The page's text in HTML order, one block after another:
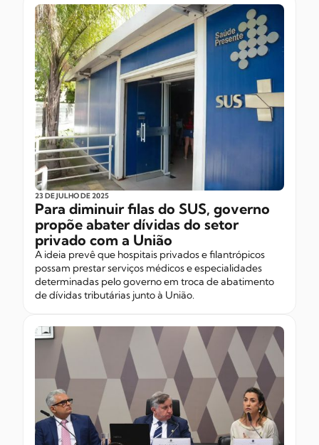
23 DE JULHODE 2025
Para diminuir filas do SUS, governo
propõe abater dívidas do setor
privado com a União
A ideia prevê que hospitais privados e filantrópicos
possam prestar serviços médicos e especialidades
determinadas pelo governo em troca de abatimento
de dívidas tributárias junto à União.